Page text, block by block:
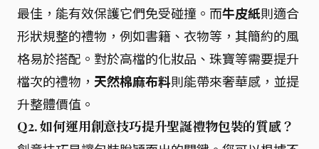
最佳，能有效保護它們免受碰撞。而牛皮紙則適合
形狀規整的禮物，例如書籍、衣物等，其簡約的風
格易於搭配。對於高檔的化妝品、珠寶等需要提升
檔次的禮物， 天然棉麻布料則能帶來奢華感，並提
升整體價值。
Q2. 如何運用創意技巧提升聖誕禮物包裝的質感？